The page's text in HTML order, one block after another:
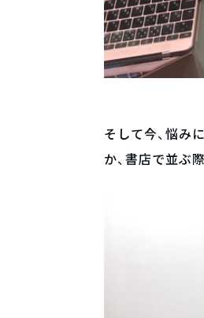
そして今、悩み
か、書店で並ぶ